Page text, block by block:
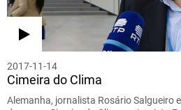
2017-11-14
Cimeira do Clima
Alemanha, jornalista Rosário Salgueiro